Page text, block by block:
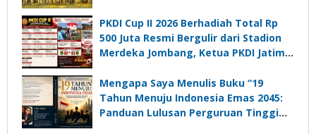
PKDI Cup II 2026 Berhadiah Total Rp
500 Juta Resmi Bergulir dari Stadion
Merdeka Jombang, Ketua PKDI Jatim:
Komunikasi Kades untuk Memajukan
Desa
Mengapa Saya Menulis Buku “19
Tahun Menuju Indonesia Emas 2045:
Panduan Lulusan Perguruan Tinggi